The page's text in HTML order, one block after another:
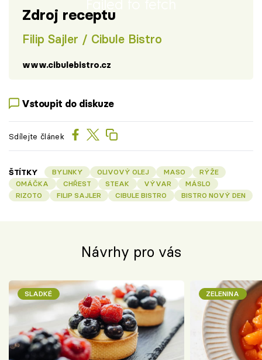
Zdroj receptu
Filip Sajler / Cibule Bistro
www.cibulebistro.cz
Vstoupit do diskuze
Sdílejte článek
ŠTÍTKY BYLINKY OLIVOVÝ OLEJ MASO
RÝŽE
OMÁČKA
CHŘEST STEAK VÝVAR
MÁSLO
RIZOTO
FILIP SAJLER CIBULE BISTRO BISTRO NOVÝ DEN
Návrhy pro vás
SLADKÉ ZELENINA